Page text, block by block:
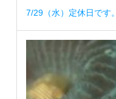
7/29（水）定休日です。